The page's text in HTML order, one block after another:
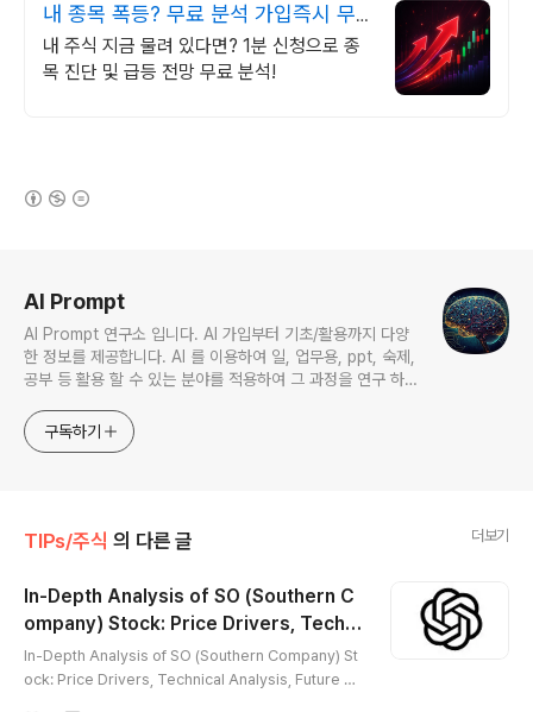
내 종목 폭등? 무료 분석 가입즉시 무
료리포트 100%
내 주식 지금 물려 있다면? 1분 신청으로 종
목 진단 및 급등 전망 무료 분석!
AI Prompt
AI Prompt 연구소 입니다. AI 가입부터 기초/활용까지 다양
한 정보를 제공합니다. AI 를 이용하여 일, 업무용, ppt, 숙제,
공부 등 활용 할 수 있는 분야를 적용하여 그 과정을 연구 하여
아닙니다. * ChatGPT 와 경제, 금융, 상식 등 다양한 정보를
연구 합니다. * 한국/미국의 상승 주식을 집중 탐구 하여 작성
구독하기
TIPs/주식 의 다른 글 더보기
In-Depth Analysis of SO (Southern C
ompany) Stock: Price Drivers, Techni
cal Analysis, Future Value & Investme
nt Strategy
In-Depth Analysis of SO (Southern Company) St
ock: Price Drivers, Technical Analysis, Future Va